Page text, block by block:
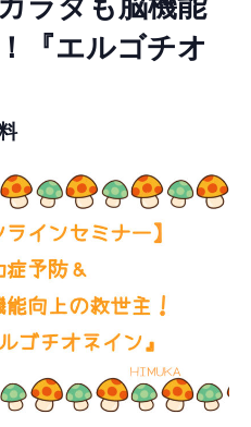
『エルゴチオ